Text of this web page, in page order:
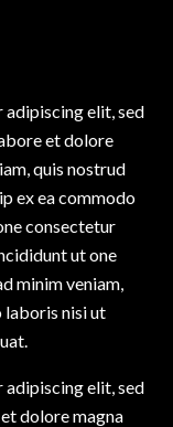
adipiscing elit, sed
et dolore
quis nostrud
ex ea commodo
consectetur
ut one
minim veniam,
laboris nisi ut
adipiscing elit, sed
dolore magna